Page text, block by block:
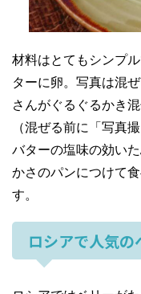
材料はとてもシンプ
ターに卵。写真は混
さんがぐるぐるかき混
（混ぜる前に「写真
バターの塩味の効い
かさのパンにつけて
す。
ロシアで人気の